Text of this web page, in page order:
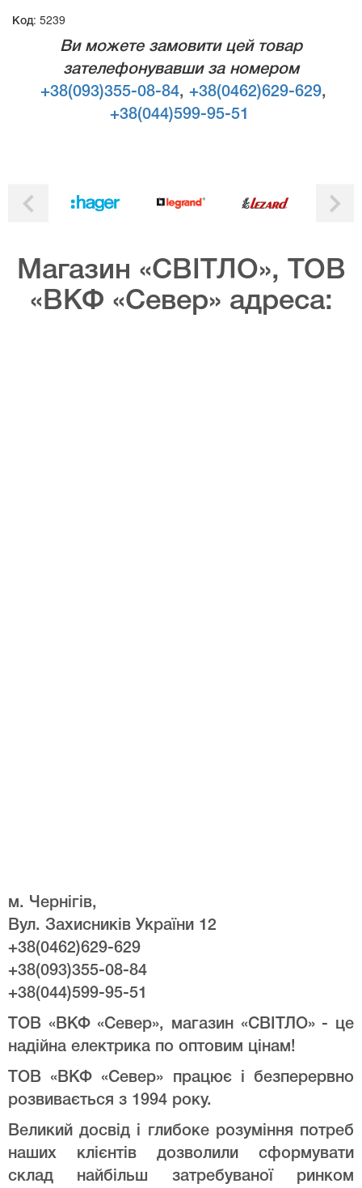
Код: 5239
Ви можете замовити цей товар
зателефонувавши за номером
+38(093)355-08-84, +38(0462)629-629,
+38(044)599-95-51
Магазин «СВІТЛО», ТОВ
«ВКФ «Север» адреса:
м. Чернігів,
Вул. Захисників України 12
+38(0462)629-629
+38(093)355-08-84
+38(044)599-95-51
ТОВ «ВКФ «Север», магазин «СВІТЛО» - це
надійна електрика по оптовим цінам!
ТОВ «ВКФ «Север» працює і безперервно
розвивається з 1994 року.
Великий досвід і глибоке розуміння потреб
наших клієнтів дозволили сформувати
склад найбільш затребуваної ринком